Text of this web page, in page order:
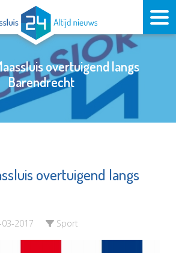
overtuigend langs
Barendrecht
overtuigend langs
03-2017 Sport